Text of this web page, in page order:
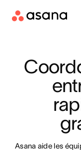
Asana aide les